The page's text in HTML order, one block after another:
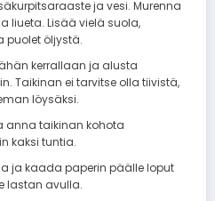
ja vesi. Murenna
liueta. Lisää vielä suola,
puolet öljystä.
kerrallaan ja alusta
Taikinan ei tarvitse olla tiivistä,
löysäksi.
anna taikinan kohota
kaksi tuntia.
ja kaada paperin päälle loput
lastan avulla.